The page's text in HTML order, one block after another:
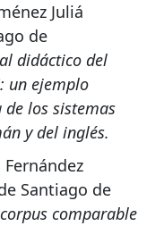
Juliá
de
didáctico del
un ejemplo
de los sistemas
y del inglés.
Santiago de
comparable